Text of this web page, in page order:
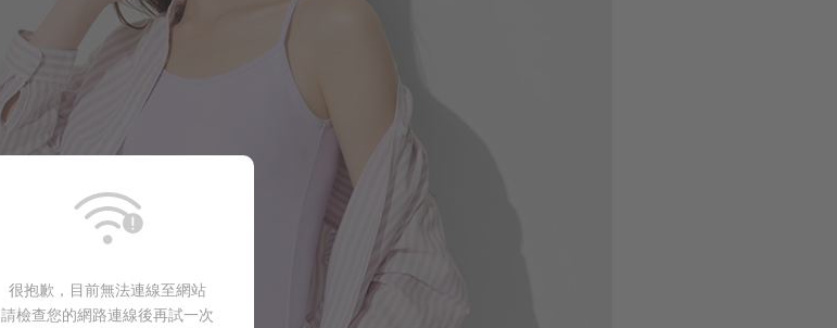
很抱歉，目前無法連線至網站
請檢查您的網路連線後再試一次